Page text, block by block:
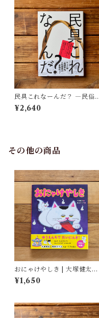
民具これなーんだ？ ―民俗学
者・宮本常一が美術大学に遺
した民具コレクション | 加藤
¥2,640
その他の商品
おにゃけやしき | 大塚健太
(著), 柴田ケイコ(絵)
¥1,650